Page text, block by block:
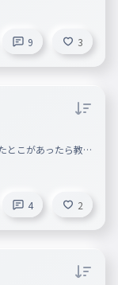
9 3
とこがあったら教え
とちょっとこれわ
れー！
4 2